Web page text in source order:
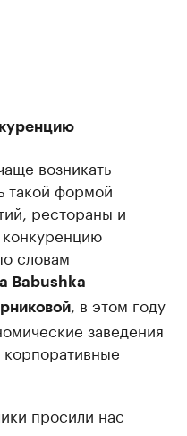
возникать
такой формой
рестораны и
конкуренцию
словам
Babushka
, в этом году
заведения
корпоративные
просили нас